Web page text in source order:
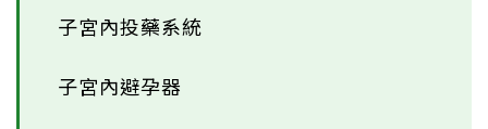
子宮內投藥系統
子宮內避孕器